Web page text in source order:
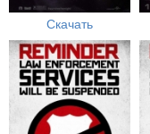
Скачать